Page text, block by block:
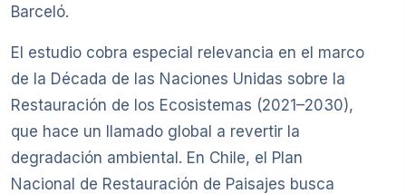
Barceló.
El estudio cobra especial relevancia en el marco
de la Década de las Naciones Unidas sobre la
Restauración de los Ecosistemas (2021–2030),
que hace un llamado global a revertir la
degradación ambiental. En Chile, el Plan
Nacional de Restauración de Paisajes busca